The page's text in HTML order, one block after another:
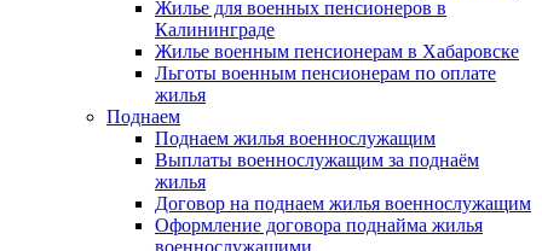
Жилье для военных пенсионеров в
Калининграде
Жилье военным пенсионерам в Хабаровске
Льготы военным пенсионерам по оплате
жилья
Поднаем
Поднаем жилья военнослужащим
Выплаты военнослужащим за поднаём
жилья
Договор на поднаем жилья военнослужащим
Оформление договора поднайма жилья
военнослужащими